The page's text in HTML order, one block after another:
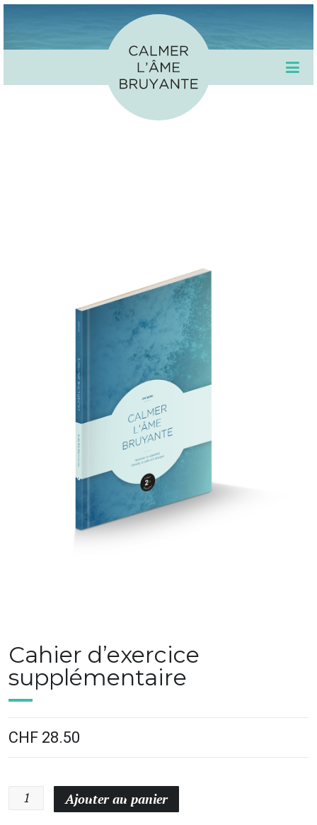
Cahier d’exercice
supplémentaire
CHF 28.50
quantité
Ajouter au panier